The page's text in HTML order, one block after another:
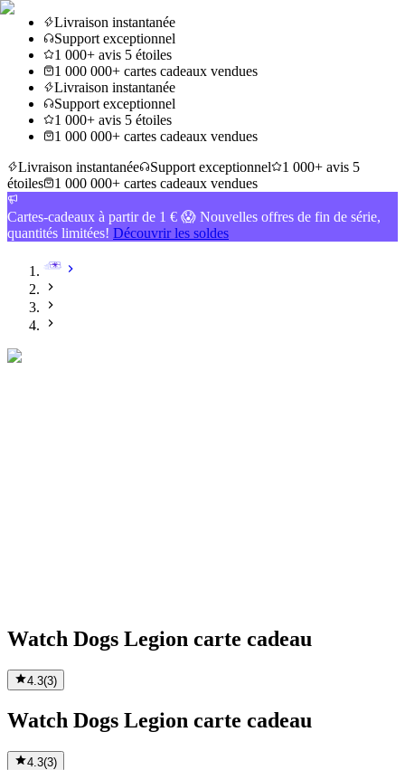
Livraison instantanée
Support exceptionnel
1 000+ avis 5 étoiles
1 000 000+ cartes cadeaux vendues
Livraison instantanée
Support exceptionnel
1 000+ avis 5 étoiles
1 000 000+ cartes cadeaux vendues
Livraison instantanée
Support exceptionnel
1 000+ avis 5
étoiles
1 000 000+ cartes cadeaux vendues
Cartes-cadeaux à partir de 1 € 😱 Nouvelles offres de fin de série,
quantités limitées! Découvrir les soldes
Watch Dogs Legion carte cadeau
4.3(3)
Watch Dogs Legion carte cadeau
4.3(3)